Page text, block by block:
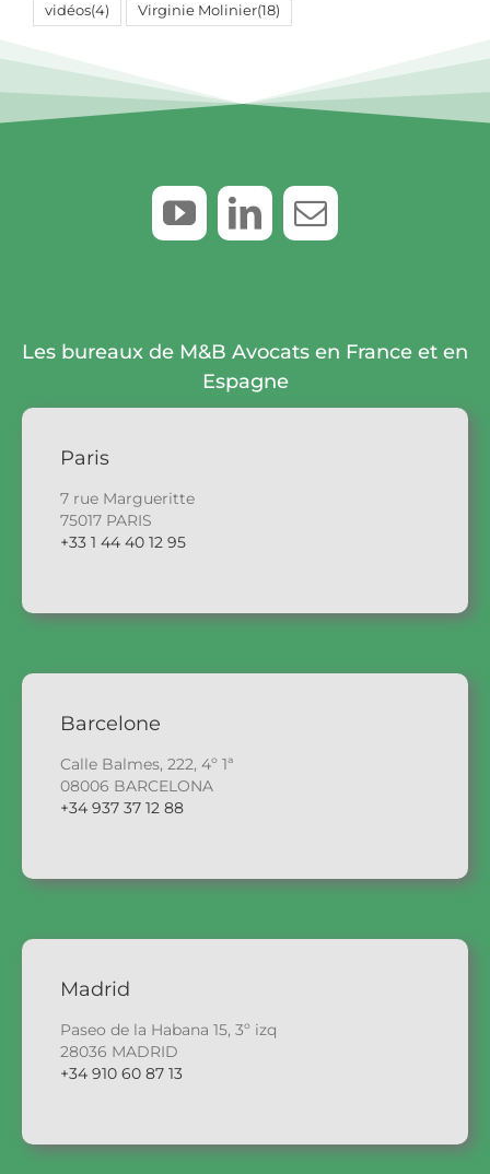
vidéos(4) Virginie Molinier(18)
Les bureaux de M&B Avocats en France et en
Espagne
Paris
7 rue Margueritte
75017 PARIS
+33 1 44 40 12 95
Barcelone
Calle Balmes, 222, 4º 1ª
08006 BARCELONA
+34 937 37 12 88
Madrid
Paseo de la Habana 15, 3º izq
28036 MADRID
+34 910 60 87 13